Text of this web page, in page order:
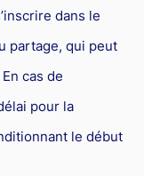
dans le
partage, qui peut
cas de
pour la
le début